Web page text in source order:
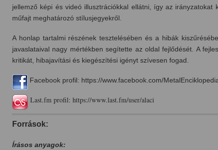
jellemző képi és videó illusztrációkkal ellátni, így az
műfajt meghatározó stílusjegyekről.
A honlap tartalmi részének tesztelésében és a hibák
javaslataival nagy mértékben segítette az oldal fejlődését. A
kritikát, hibajavítási és kiegészítési igényt szívesen fogad.
Facebook profil: https://www.facebook.com/
Last.fm profil: https://www.last.fm/user/alaci
Források:
Írásos anyagok: